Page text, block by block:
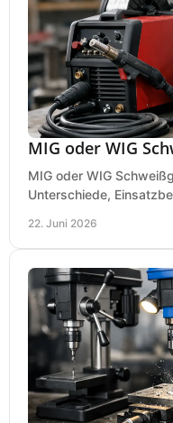
MIG oder WIG
MIG oder WIG
Unterschiede,
22. Juni 2026